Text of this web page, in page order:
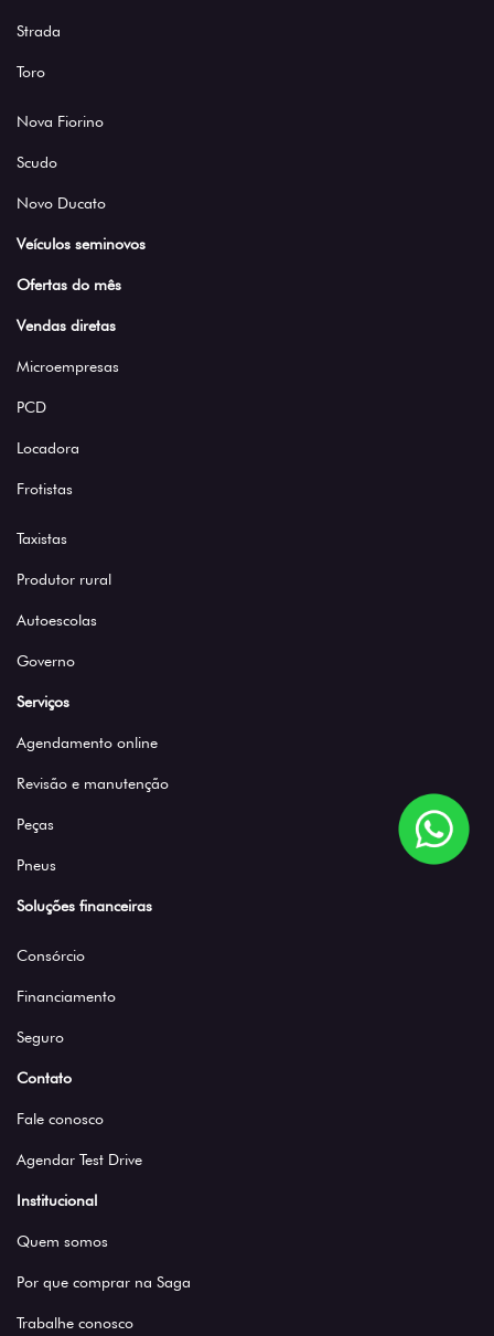
Strada
Toro
Nova Fiorino
Scudo
Novo Ducato
Veículos seminovos
Ofertas do mês
Vendas diretas
Microempresas
PCD
Locadora
Frotistas
Taxistas
Produtor rural
Autoescolas
Governo
Serviços
Agendamento online
Revisão e manutenção
Peças
Pneus
Soluções financeiras
Consórcio
Financiamento
Seguro
Contato
Fale conosco
Agendar Test Drive
Institucional
Quem somos
Por que comprar na Saga
Trabalhe conosco